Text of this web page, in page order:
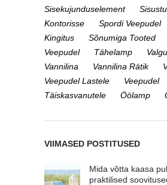
Sisekujunduselement
Kontorisse
Spordi Veepudel
Kingitus
Sõnumiga Tooted
Veepudel
Tähelamp
Vannilina
Vannilina Rätik
Veepudel Lastele
Veepudel
Täiskasvanutele
Öölamp
VIIMASED POSTITUSED
Mida võtta kaasa
praktilised